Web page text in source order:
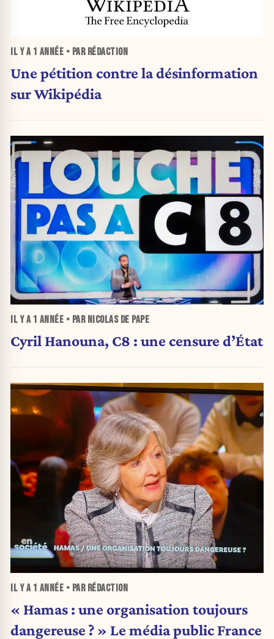
IL Y A 1 ANNÉE • PAR RÉDACTION
Une pétition contre la désinformation
sur Wikipédia
IL Y A 1 ANNÉE • PAR NICOLAS DE PAPE
Cyril Hanouna, C8 : une censure d’État
IL Y A 1 ANNÉE • PAR RÉDACTION
« Hamas : une organisation toujours
dangereuse ? » Le média public France